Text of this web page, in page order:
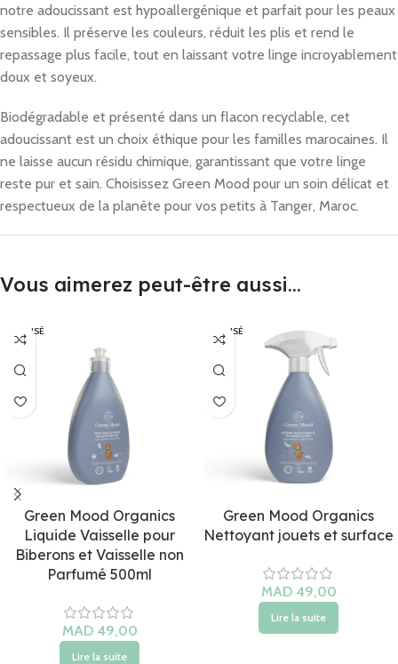
notre adoucissant est hypoallergénique et parfait pour les peaux
sensibles. Il préserve les couleurs, réduit les plis et rend le
repassage plus facile, tout en laissant votre linge incroyablement
doux et soyeux.
Biodégradable et présenté dans un flacon recyclable, cet
adoucissant est un choix éthique pour les familles marocaines. Il
ne laisse aucun résidu chimique, garantissant que votre linge
reste pur et sain. Choisissez Green Mood pour un soin délicat et
respectueux de la planète pour vos petits à Tanger, Maroc.
Vous aimerez peut-être aussi…
ÉPUISÉ
Green Mood Organics
Liquide Vaisselle pour
Biberons et Vaisselle non
Parfumé 500ml
Lire la suite
ÉPUISÉ
Green Mood Organics
Nettoyant jouets et surface
Lire la suite